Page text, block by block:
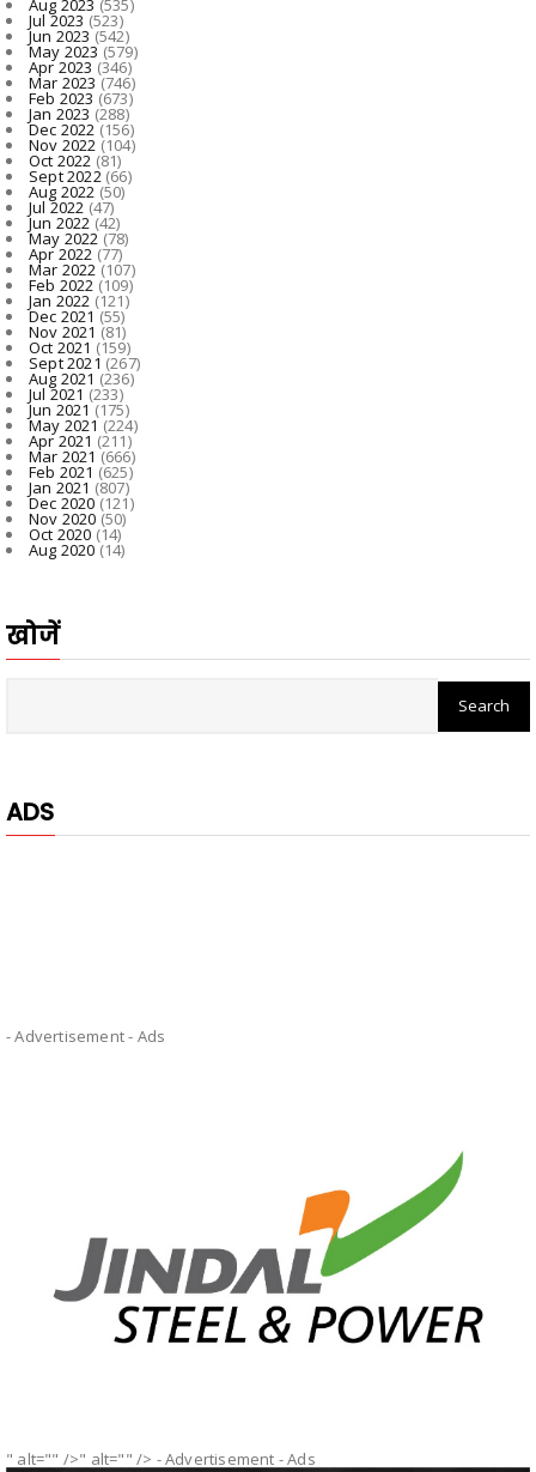
Aug 2023 (535)
Jul 2023 (523)
Jun 2023(542)
May 2023(579)
Apr 2023 (346)
Mar 2023 (746)
Feb 2023 (673)
Jan 2023 (288)
Dec 2022(156)
Nov 2022 (104)
Oct 2022 (81)
Sept 2022(66)
Aug 2022 (50)
Jul 2022 (47)
Jun 2022(42)
May 2022(78)
Apr 2022 (77)
Mar 2022(107)
Feb 2022 (109)
Jan 2022 (121)
Dec 2021 (55)
Nov 2021 (81)
Oct 2021 (159)
Sept 2021 (267)
Aug 2021 (236)
Jul 2021 (233)
Jun 2021(175)
May 2021(224)
Apr 2021 (211)
Mar 2021 (666)
Feb 2021 (625)
Jan 2021 (807)
Dec 2020(121)
Nov 2020 (50)
Oct 2020 (14)
Aug 2020(14)
खोजें
ADS
- Advertisement - Ads
" alt="" />" alt="" /> - Advertisement -Ads